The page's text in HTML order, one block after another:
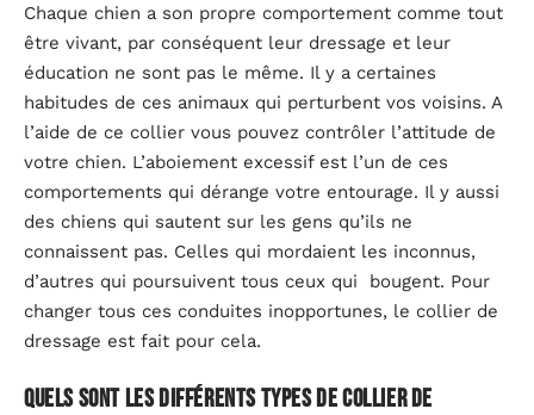
Chaque chien a son propre comportement comme tout
être vivant, par conséquent leur dressage et leur
éducation ne sont pas le même. Il y a certaines
habitudes de ces animaux qui perturbent vos voisins. A
l’aide de ce collier vous pouvez contrôler l’attitude de
votre chien. L’aboiement excessif est l’un de ces
comportements qui dérange votre entourage. Il y aussi
des chiens qui sautent sur les gens qu’ils ne
connaissent pas. Celles qui mordaient les inconnus,
d’autres qui poursuivent tous ceux qui bougent. Pour
changer tous ces conduites inopportunes, le collier de
dressage est fait pour cela.
Quels sont les différents types de collier de